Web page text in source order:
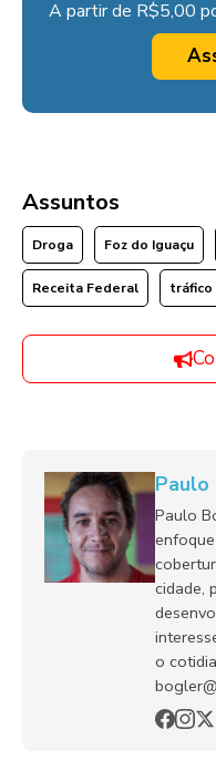
A partir de R$5,00
Assuntos
Droga Foz do Iguaçu
Receita Federal tráfico
Paulo
cidade,
o